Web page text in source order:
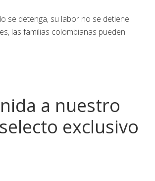
se detenga, su labor no se detiene.
las familias colombianas pueden
a nuestro
exclusivo